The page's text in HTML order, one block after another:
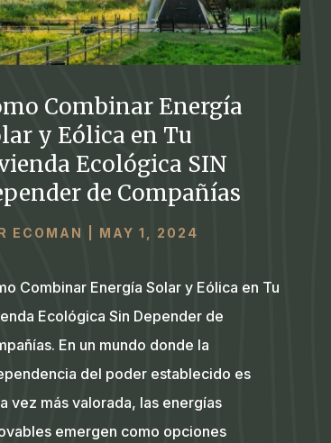
Combinar Energía
y Eólica en Tu
Ecológica SIN
de Compañías
ECOMAN MAY 1, 2024
Combinar Energía Solar y Eólica en Tu
Ecológica Sin Depender de
En un mundo donde la
del poder establecido es
vez más valorada, las energías
emergen como opciones